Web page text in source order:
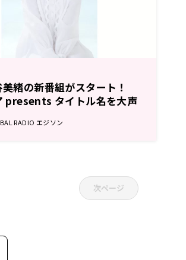
緒の新番組がスタート！
presents タイトル名を大声
』7月5日（土）午後10時05
RADIO エジソン
次ページ